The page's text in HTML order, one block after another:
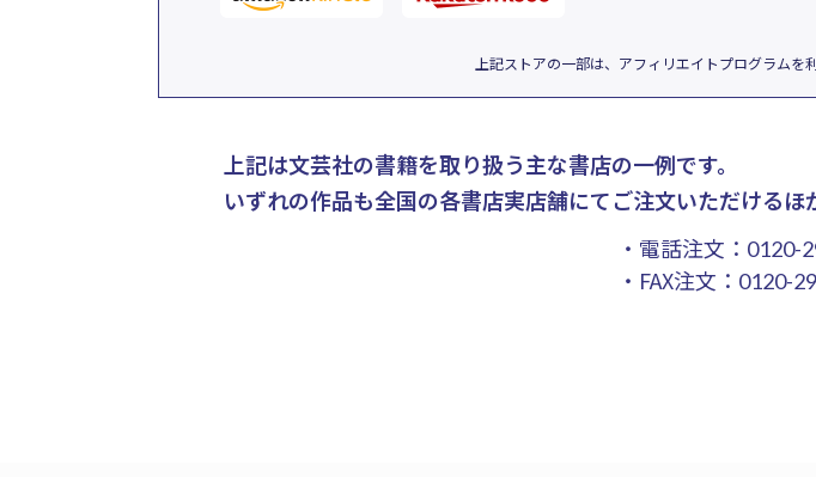
上記ストアの一部は、アフィリエイトプログラムを
上記は文芸社の書籍を取り扱う主な書店の一例です。
いずれの作品も全国の各書店実店舗にてご注文いただける
・電話注文： 0120-
・FAX注文： 0120-